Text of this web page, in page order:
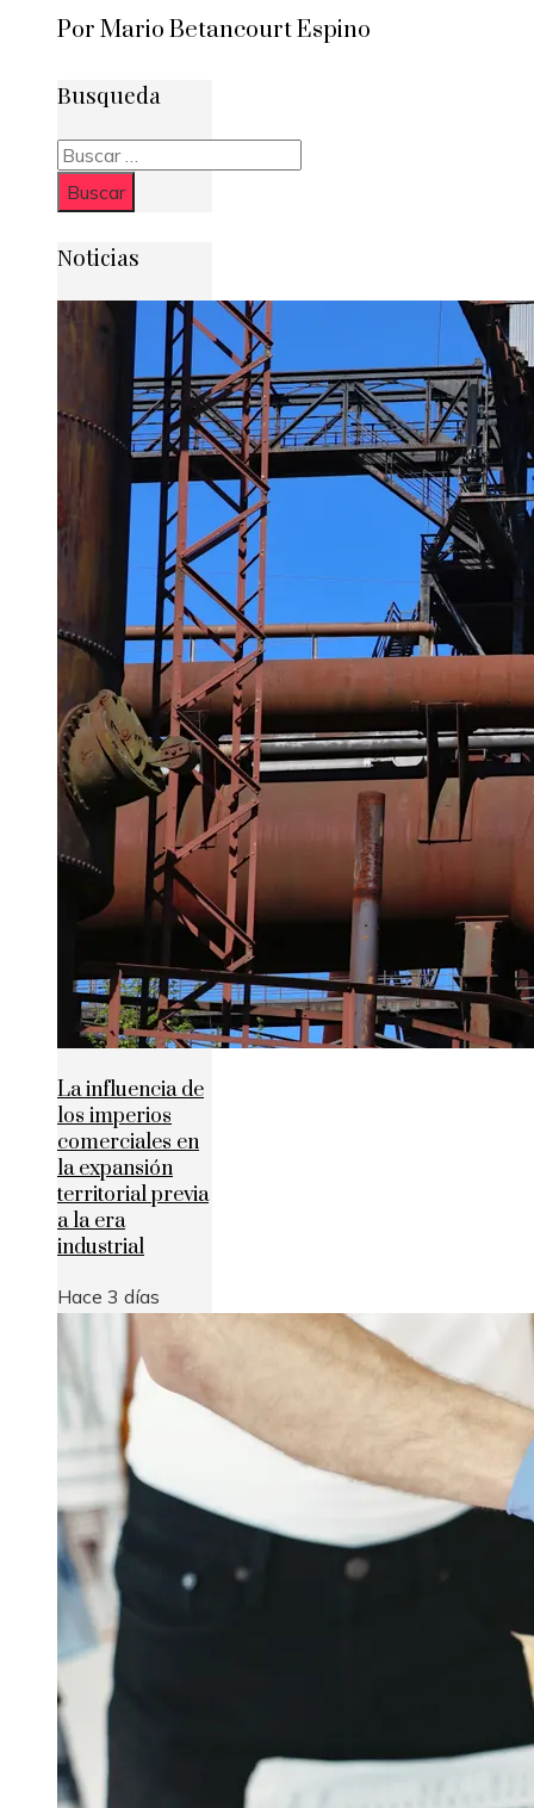
Por Mario Betancourt Espino
Busqueda
Buscar:
Noticias
La influencia de
los imperios
comerciales en
la expansión
territorial previa
a la era
industrial
Hace 3 días